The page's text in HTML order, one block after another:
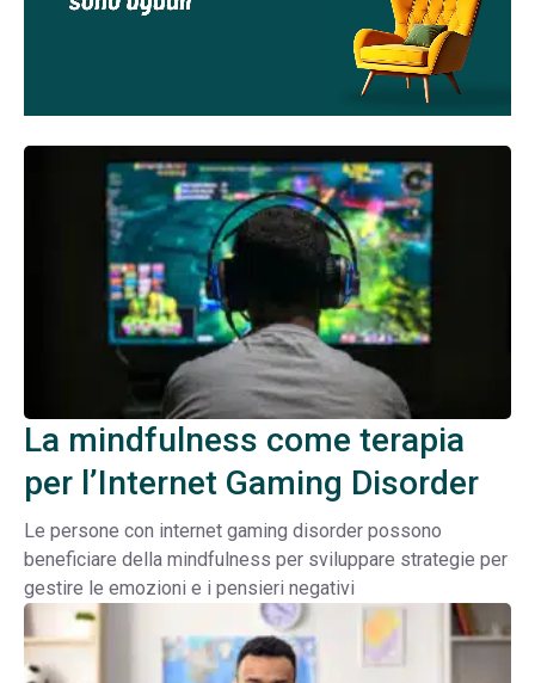
La mindfulness come terapia
per l’Internet Gaming Disorder
Le persone con internet gaming disorder possono
beneficiare della mindfulness per sviluppare strategie per
gestire le emozioni e i pensieri negativi